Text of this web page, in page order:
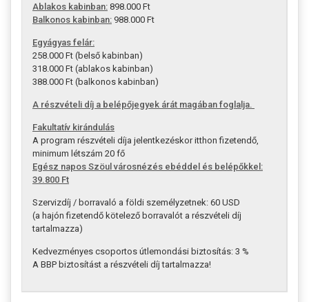
Ablakos kabinban: 898.000 Ft
Balkonos kabinban: 988.000 Ft
Egyágyas felár:
258.000 Ft (belső kabinban)
318.000 Ft (ablakos kabinban)
388.000 Ft (balkonos kabinban)
A részvételi díj a belépőjegyek árát magában foglalja.
Fakultatív kirándulás
A program részvételi díja jelentkezéskor itthon fizetendő,
minimum létszám 20 fő
Egész napos Szöul városnézés ebéddel és belépőkkel:
39.800 Ft
Szervizdíj / borravaló a földi személyzetnek: 60 USD
(a hajón fizetendő kötelező borravalót a részvételi díj
tartalmazza)
Kedvezményes csoportos útlemondási biztosítás: 3 %
A BBP biztosítást a részvételi díj tartalmazza!